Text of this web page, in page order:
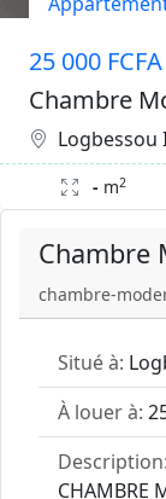
Chambre
chambre-
Situé à:
À louer à:
Description:
CHAMBRE
25 000 FCFA
Chambre
Logbessou
- m2